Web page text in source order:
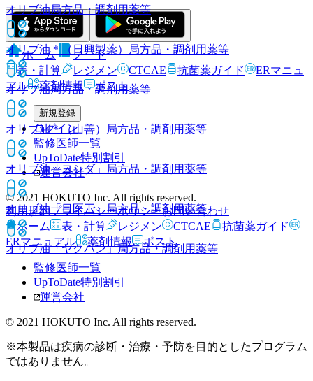
オリブ油局方品・調剤用薬等
オリブ油＊（日興製薬） 局方品・調剤用薬等
オリブ油局方品・調剤用薬等
オリブ油＊（山善） 局方品・調剤用薬等
オリブ油「ヨシダ」 局方品・調剤用薬等
オリブ油「日医工」局方品・調剤用薬等
オリブ油「ヤクハン」局方品・調剤用薬等
ホーム
ノート
表・計算
レジメン CTCAE 抗菌薬ガイド
ERマニュ
アル
薬剤情報 ポスト
新規登録
ログイン
監修医師一覧
UpToDate特別割引
運営会社
© 2021 HOKUTO Inc. All rights reserved.
利用規約プライバシーポリシーお問い合わせ
ホーム
表・計算 レジメン CTCAE
抗菌薬ガイド
ERマニュアル
薬剤情報 ポスト
監修医師一覧
UpToDate特別割引
運営会社
© 2021 HOKUTO Inc. All rights reserved.
※本製品は疾病の診断・治療・予防を目的としたプログラム
ではありません。